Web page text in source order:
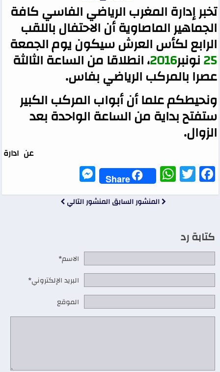
تخبر إدارة المغرب الرياضي الفاسي كافة
الجماهير الماصاوية أن الاحتفال باللقب
الرابع لكأس العرش سيكون يوم الجمعة
25نونبر2016، انطلاقا من الساعة الثالثة
عصرا بالمركب الرياضي بفاس.
ونحيطكم علما أن أبواب المركب الكبير
ستفتح بداية من الساعة الواحدة بعد
الزوال.
عن ادارة
Facebook
Twitter
WhatsApp
Share
المنشور السابقالمنشور التالي
كتابة رد
الاسم*
البريد الإلكتروني*
الموقع